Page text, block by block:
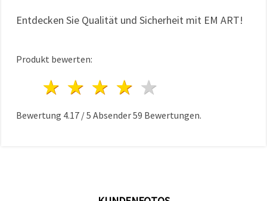
Entdecken Sie Qualität und Sicherheit mit EM ART!
Produkt bewerten:
4 Sterne
3 Sterne
2 Sterne
1 Stern
Bewertung 4.17 /5 Absender59 Bewertungen.